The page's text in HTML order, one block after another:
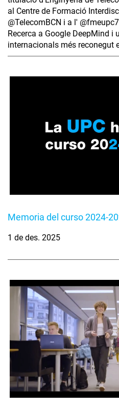
al Centre de Formació
‪@TelecomBCN‬ i a l'
Recerca a Google DeepMind i
internacionals més reconegut
Memoria del curso 2024-
1 de des. 2025